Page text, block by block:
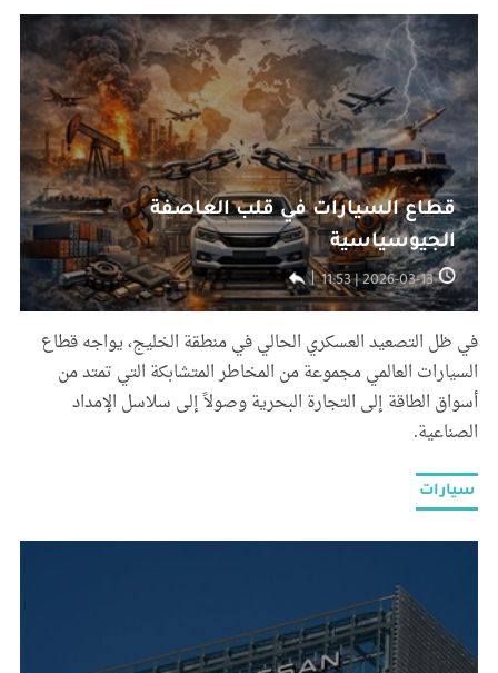
قطاع السيارات في قلب العاصفة
الجيوسياسية
2026-03-13 | 11:53
في ظل التصعيد العسكري الحالي في منطقة الخليج، يواجه قطاع
السيارات العالمي مجموعة من المخاطر المتشابكة التي تمتد من
أسواق الطاقة إلى التجارة البحرية وصولاً إلى سلاسل الإمداد
الصناعية.
سيارات